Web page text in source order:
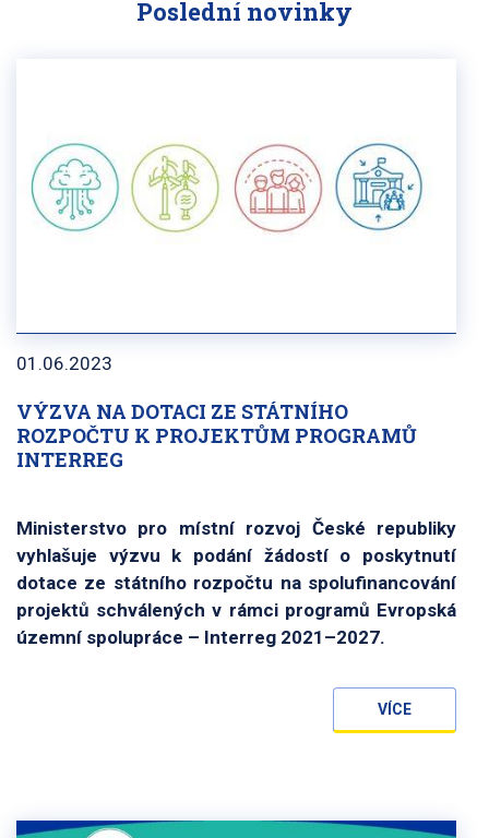
Poslední novinky
VÝZVA NA DOTACI ZE STÁTNÍHO
ROZPOČTU K PROJEKTŮM PROGRAMŮ
INTERREG
01.06.2023
Ministerstvo pro místní rozvoj České republiky
vyhlašuje výzvu k podání žádostí o poskytnutí
dotace ze státního rozpočtu na spolufinancování
projektů schválených v rámci programů Evropská
územní spolupráce – Interreg 2021–2027.
VÍCE